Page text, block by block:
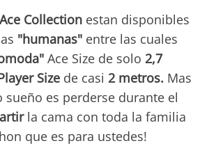
Ace Collection estan disponibles
"humanas" entre las cuales
Ace Size de solo 2,7
Size de casi 2 metros. Mas
sueño es perderse durante el
la cama con toda la familia
que es para ustedes!